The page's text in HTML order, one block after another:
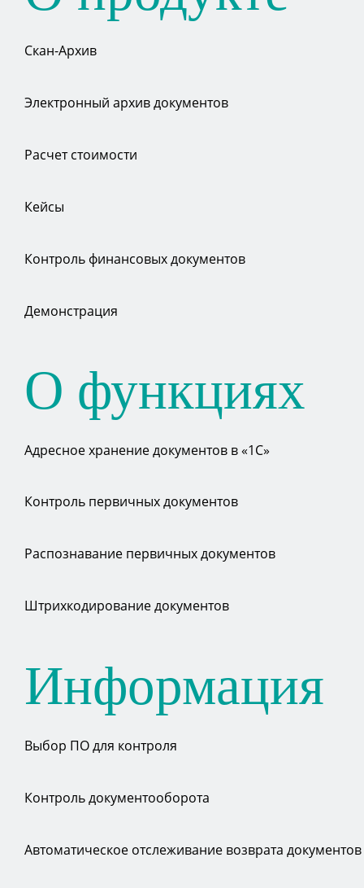
Скан-Архив
Электронный архив документов
Расчет стоимости
Кейсы
Контроль финансовых документов
Демонстрация
О функциях
Адресное хранение документов в «1С»
Контроль первичных документов
Распознавание первичных документов
Штрихкодирование документов
Информация
Выбор ПО для контроля
Контроль документооборота
Автоматическое отслеживание возврата документов